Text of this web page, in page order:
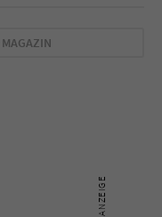
MAGAZIN